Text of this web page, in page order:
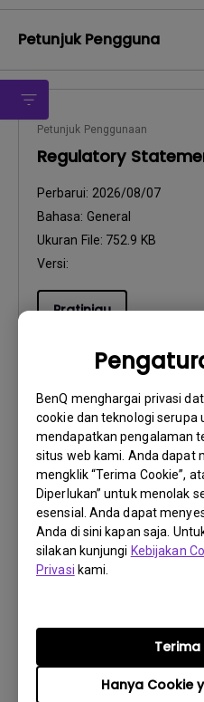
BenQ menghargai privasi
cookie dan teknologi
mendapatkan pengalaman
situs web kami. Anda dapat
mengklik “Terima Cookie”,
Diperlukan” untuk menolak
esensial. Anda dapat
Anda di sini kapan saja.
silakan kunjungi Kebijakan
Privasi kami.
Hanya Cookie
Petunjuk Pengguna
Petunjuk Penggunaan
Regulatory
Perbarui: 2026/08/07
Bahasa: General
Ukuran File: 752.9 KB
Versi:
Pratinjau
Petunjuk Penggunaan
Safety Warning
Perbarui:
2021/01/06
Bahasa: English
Ukuran File:54.87 KB
Versi: